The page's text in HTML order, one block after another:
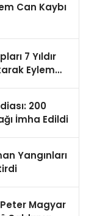
Can Kaybı
7 Yıldır
Eylem
200
İmha Edildi
Yangınları
Magyar